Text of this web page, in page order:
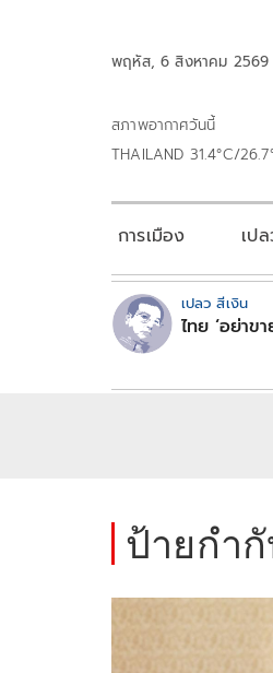
พฤหัส, 6 สิงหาคม 2569
สภาพอากาศวันนี้
THAILAND 31.4°C/
การเมือง เป
เปลว สีเงิน
ไทย ‘อย่าขา
ป้ายกำกั